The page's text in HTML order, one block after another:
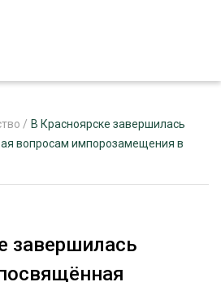
/ В Красноярске завершилась
вопросам импорозамещения в
завершилась